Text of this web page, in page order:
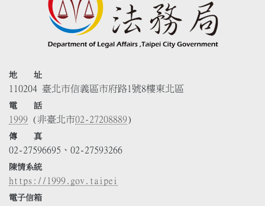
地 址
110204 臺北市信義區市府路1號8樓東北區
電 話
1999 (非臺北市02-27208889)
傳 真
02-27596695、02-27593266
陳情系統
https://1999.gov.taipei
電子信箱